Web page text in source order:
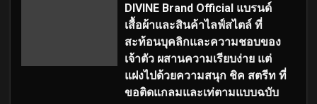
DIVINE Brand Official แบรนด์
เสื้อผ้าและสินค้าไลฟ์สไตล์ ที่
สะท้อนบุคลิกและความชอบของ
เจ้าตัว ผสานความเรียบง่าย แต่
แฝงไปด้วยความสนุก ชิค สตรีท ที่
ขอติดแกลมและเท่ตามแบบฉบับ